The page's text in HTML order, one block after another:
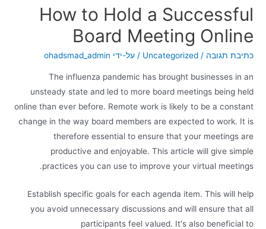
How to Hold a Successful
Board Meeting Online
כתיבת תגובה /
Uncategorized / על-ידי ohadsmad_admin
The influenza pandemic has brought businesses in an
unsteady state and led to more board meetings being held
online than ever before. Remote work is likely to be a constant
change in the way board members are expected to work. It is
therefore essential to ensure that your meetings are
productive and enjoyable. This article will give simple
practices you can use to improve your virtual meetings.
Establish specific goals for each agenda item. This will help
you avoid unnecessary discussions and will ensure that all
participants feel valued. It's also beneficial to